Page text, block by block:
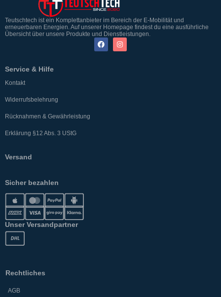
Teutschtech ist ein Komplettanbieter im Bereich der E-Mobilität und
erneuerbaren Energien. Auf unserer Homepage findest du eine ausführliche
Übersicht über unsere Produkte und Dienstleistungen.
Service & Hilfe
Kontakt
Widerrufsbelehrung
Rücknahmen & Gewährleistung
Erklärung §12 Abs. 3 UStG
Versand
Sicher bezahlen
Unser Versandpartner
Rechtliches
AGB